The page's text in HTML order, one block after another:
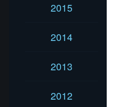
2015
2014
2013
2012